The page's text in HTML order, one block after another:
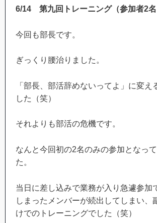
6/14 第九回トレーニング（参加者2名
今回も部長です。
ぎっくり腰治りました。
「部長、部活辞めないってよ」に変え
した（笑）
それよりも部活の危機です。
なんと今回初の2名のみの参加となっ
た。
当日に差し込みで業務が入り急遽参加
しまったメンバーが続出してしまい、
けでのトレーニングでした（笑）